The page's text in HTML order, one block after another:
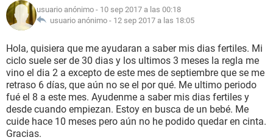
NUTRICIÓN
BIENESTAR
SEXUALIDAD
GLOSARIO
usuario anónimo - 10 sep 2017 a las 00:18
usuario anónimo - 12 sep 2017 a las 18:05
Hola, quisiera que me ayudaran a saber mis dias fertiles. Mi
ciclo suele ser de 30 dias y los ultimos 3 meses la regla me
vino el dia 2 a excepto de este mes de septiembre que se me
retraso 6 días, que aún no se el por qué. Me ultimo periodo
fué el 8 a este mes. Ayudenme a saber mis dias fertiles y
desde cuando empiezan. Estoy en busca de un bebé. Me
cuide hace 10 meses pero aún no he podido quedar en cinta.
Gracias.